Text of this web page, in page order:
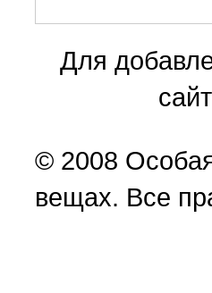
Для
© 2008
вещах. Все